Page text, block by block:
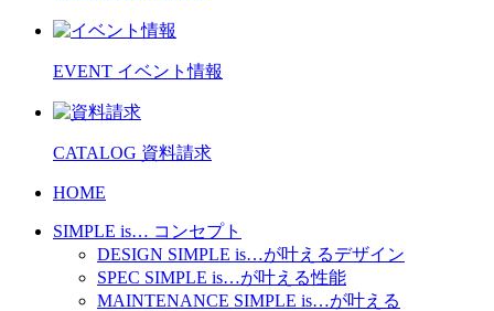
EVENT イベント情報
CATALOG 資料請求
HOME
SIMPLE is… コンセプト
DESIGN SIMPLE is…が叶えるデザイン
SPEC SIMPLE is…が叶える性能
MAINTENANCE SIMPLE is…が叶える